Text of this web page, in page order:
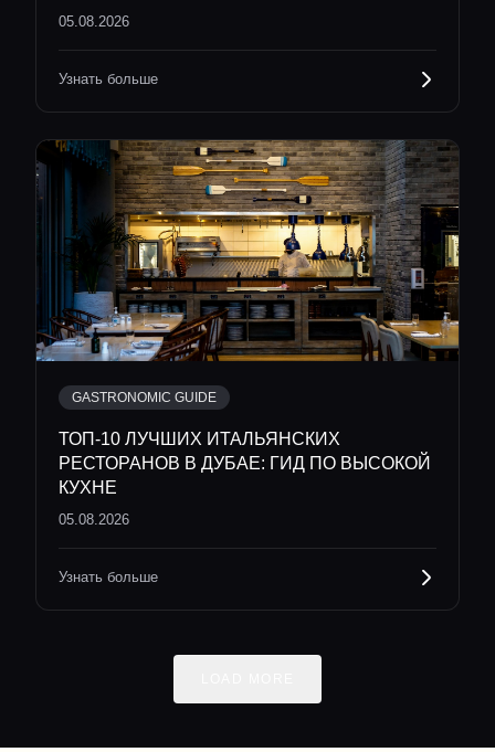
05.08.2026
Узнать больше
GASTRONOMIC GUIDE
ТОП-10 ЛУЧШИХ ИТАЛЬЯНСКИХ
РЕСТОРАНОВ В ДУБАЕ: ГИД ПО ВЫСОКОЙ
КУХНЕ
05.08.2026
Узнать больше